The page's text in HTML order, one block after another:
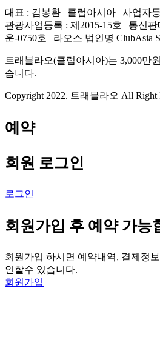
대표 : 김봉환 | 클럽아시아 | 사업자
관광사업등록 : 제2015-15호 | 통신
운-0750호 | 라오스 법인명 ClubAsia
트래블라오(클럽아시아)는 3,000만
습니다.
Copyright 2022. 트래블라오 All Right
예약
회원 로그인
로그인
회원가입 후 예약 가능
회원가입 하시면 예약내역, 결제정
인할수 있습니다.
회원가입